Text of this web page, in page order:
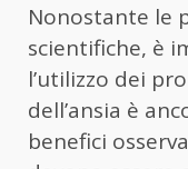
Nonostante le
scientifiche, è
l’utilizzo dei
dell’ansia è
benefici